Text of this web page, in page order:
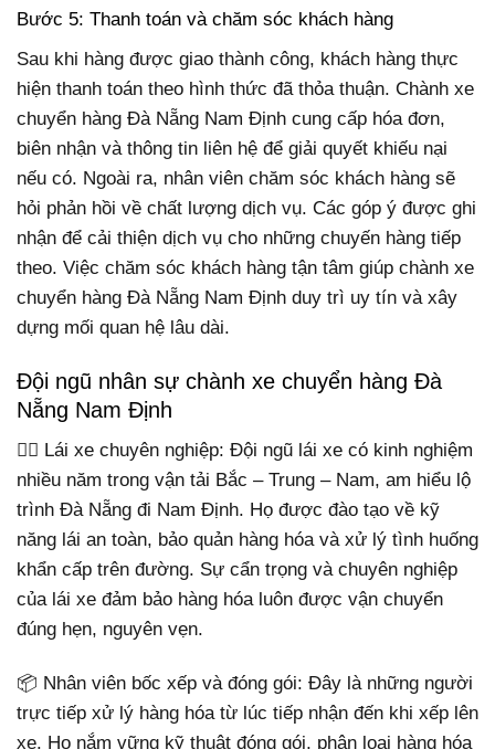
Bước 5: Thanh toán và chăm sóc khách hàng
Sau khi hàng được giao thành công, khách hàng thực
hiện thanh toán theo hình thức đã thỏa thuận. Chành xe
chuyển hàng Đà Nẵng Nam Định cung cấp hóa đơn,
biên nhận và thông tin liên hệ để giải quyết khiếu nại
nếu có. Ngoài ra, nhân viên chăm sóc khách hàng sẽ
hỏi phản hồi về chất lượng dịch vụ. Các góp ý được ghi
nhận để cải thiện dịch vụ cho những chuyến hàng tiếp
theo. Việc chăm sóc khách hàng tận tâm giúp chành xe
chuyển hàng Đà Nẵng Nam Định duy trì uy tín và xây
dựng mối quan hệ lâu dài.
Đội ngũ nhân sự chành xe chuyển hàng Đà
Nẵng Nam Định
👷‍♂️ Lái xe chuyên nghiệp: Đội ngũ lái xe có kinh nghiệm
nhiều năm trong vận tải Bắc – Trung – Nam, am hiểu lộ
trình Đà Nẵng đi Nam Định. Họ được đào tạo về kỹ
năng lái an toàn, bảo quản hàng hóa và xử lý tình huống
khẩn cấp trên đường. Sự cẩn trọng và chuyên nghiệp
của lái xe đảm bảo hàng hóa luôn được vận chuyển
đúng hẹn, nguyên vẹn.
📦 Nhân viên bốc xếp và đóng gói: Đây là những người
trực tiếp xử lý hàng hóa từ lúc tiếp nhận đến khi xếp lên
xe. Họ nắm vững kỹ thuật đóng gói, phân loại hàng hóa